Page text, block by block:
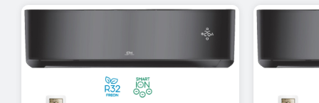
Expert API On Off
Expert Inverter R32+Wi-Fi
HANSOL Winter Inverter
Intega On Off